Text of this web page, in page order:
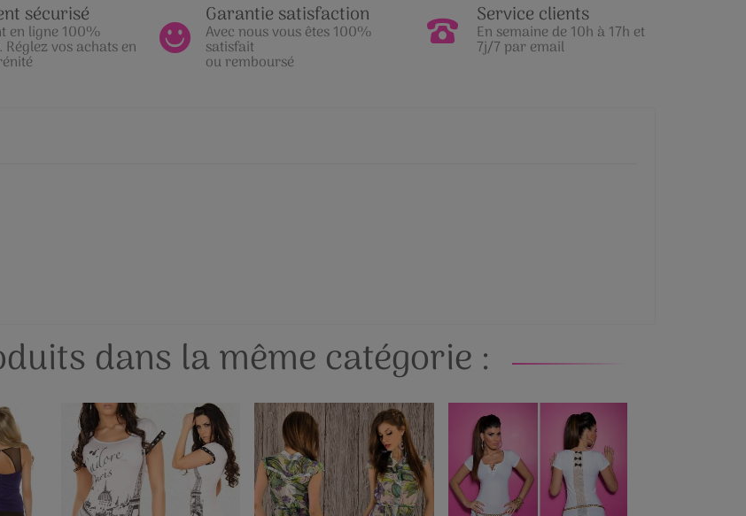
sécurisé
en ligne 100%
Réglez vos achats en
Garantie satisfaction
Avec nous vous êtes 100%
satisfait
ou remboursé
Service clients
En semaine de 10h à 17h et
7j/7 par email
dans la même catégorie :